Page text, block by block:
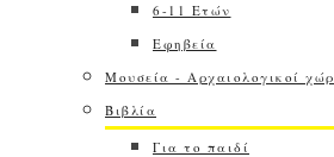
6-11 Ετών
Εφηβεία
Μουσεία - Αρχαιολογικοί
Βιβλία
Για το παιδί